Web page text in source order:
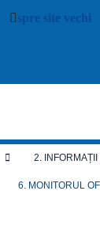
spre site vechi
2.
6. MONITORUL